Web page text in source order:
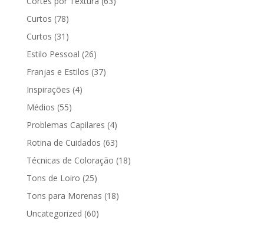
Curtos (78)
Curtos (31)
Estilo Pessoal (26)
Franjas e Estilos (37)
Inspirações (4)
Médios (55)
Problemas Capilares (4)
Rotina de Cuidados (63)
Técnicas de Coloração (18)
Tons de Loiro (25)
Tons para Morenas (18)
Uncategorized (60)